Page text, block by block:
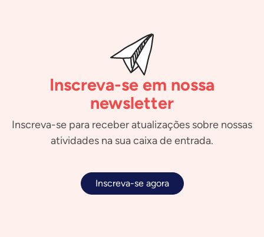
Inscreva-se em nossa
newsletter
Inscreva-se para receber atualizações sobre nossas
atividades na sua caixa de entrada.
Inscreva-se agora